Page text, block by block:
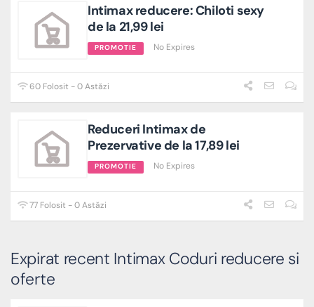
Intimax reducere: Chiloti sexy
de la 21,99 lei
PROMOTIE No Expires
60 Folosit - 0 Astăzi
Reduceri Intimax de
Prezervative de la 17,89 lei
PROMOTIE No Expires
77 Folosit - 0 Astăzi
Expirat recent Intimax Coduri reducere si
oferte